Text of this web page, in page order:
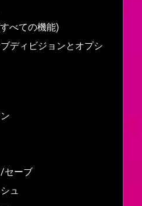
べての機能)
ディビジョンとオプシ
セーブ
ュ